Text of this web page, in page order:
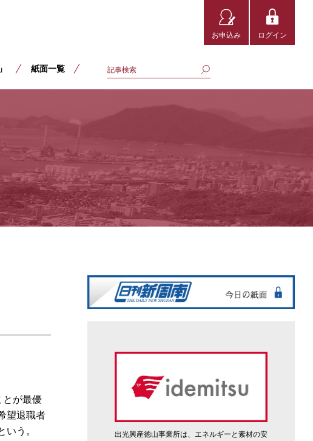
お申込み ログイン
紙面一覧
とが最優
望退職者
う。
出光興産徳山事業所は、エネルギーと素材の安